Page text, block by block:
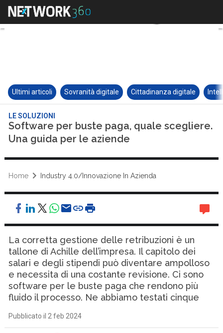
Ultimi articoli Sovranità digitale Cittadinanza digitale
LE SOLUZIONI
Software per buste paga, quale scegliere.
Una guida per le aziende
Home Industry 4.0/Innovazione In Azienda
La corretta gestione delle retribuzioni è un
tallone di Achille dell’impresa. Il capitolo dei
salari e degli stipendi può diventare ampolloso
e necessita di una costante revisione. Ci sono
software per le buste paga che rendono più
fluido il processo. Ne abbiamo testati cinque
Pubblicato il 2 feb 2024